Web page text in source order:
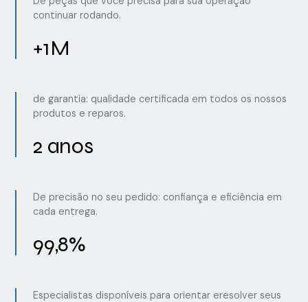
continuar rodando.
+1M
de garantia: qualidade certificada em todos os nossos
produtos e reparos.
2 anos
De precisão no seu pedido: confiança e eficiência em
cada entrega.
99,8%
Especialistas disponíveis para orientar eresolver seus